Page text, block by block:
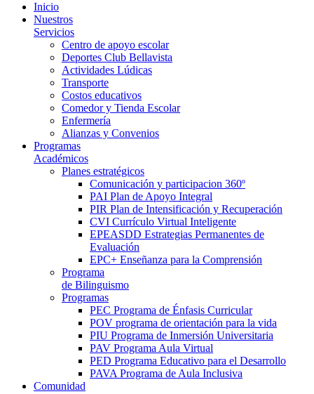
Inicio
Nuestros
Servicios
Centro de apoyo escolar
Deportes Club Bellavista
Actividades Lúdicas
Transporte
Costos educativos
Comedor y Tienda Escolar
Enfermería
Alianzas y Convenios
Programas
Académicos
Planes estratégicos
Comunicación y participacion 360º
PAI Plan de Apoyo Integral
PIR Plan de Intensificación y Recuperación
CVI Currículo Virtual Inteligente
EPEASDD Estrategias Permanentes de
Evaluación
EPC+ Enseñanza para la Comprensión
Programa
de Bilinguismo
Programas
PEC Programa de Énfasis Curricular
POV programa de orientación para la vida
PIU Programa de Inmersión Universitaria
PAV Programa Aula Virtual
PED Programa Educativo para el Desarrollo
PAVA Programa de Aula Inclusiva
Comunidad